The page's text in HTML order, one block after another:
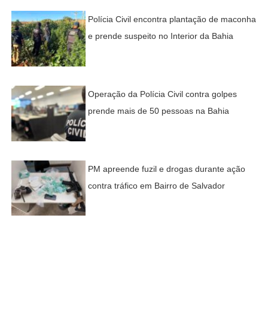
Polícia Civil encontra plantação de maconha
e prende suspeito no Interior da Bahia
Operação da Polícia Civil contra golpes
prende mais de 50 pessoas na Bahia
PM apreende fuzil e drogas durante ação
contra tráfico em Bairro de Salvador